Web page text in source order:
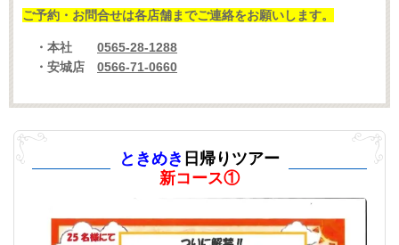
ご予約・お問合せは各店舗までご連絡をお願いします。
・本社 0565-28-1288
・安城店 0566-71-0660
ときめき 日帰りツアー
新コース①